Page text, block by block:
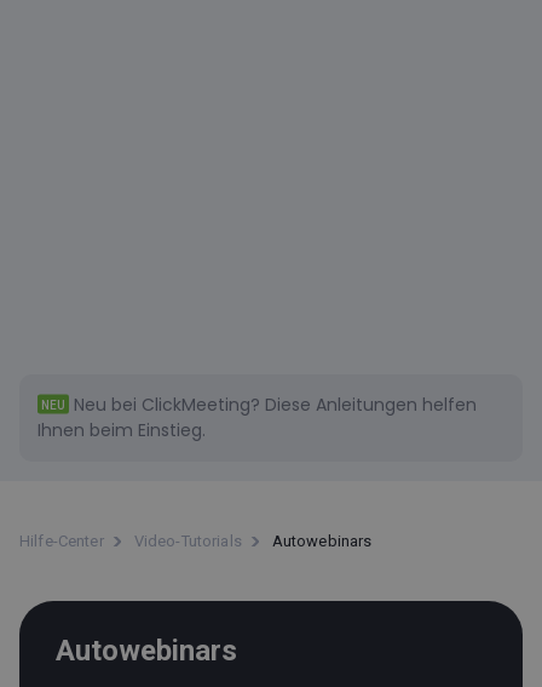
NEU Neu bei ClickMeeting? Diese Anleitungen helfen
Ihnen beim Einstieg.
Hilfe-Center Video-Tutorials Autowebinars
Autowebinars